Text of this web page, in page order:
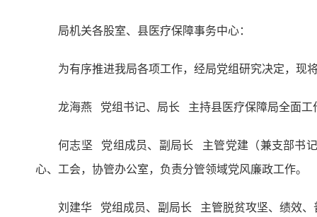
局机关各股室、县医疗保障事务中心：
为有序推进我局各项工作，经局党组研究决定，现
龙海燕 党组书记、局长 主持县医疗保障局全面工
何志坚 党组成员、副局长 主管党建（兼支部书
心、工会，协管办公室，负责分管领域党风廉政工作。
刘建华 党组成员、副局长 主管脱贫攻坚、绩效、